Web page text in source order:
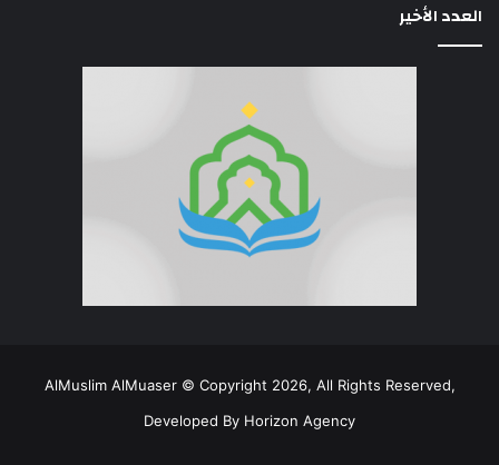
العدد الأخير
AlMuslim AlMuaser © Copyright 2026, All Rights Reserved,
Developed By Horizon Agency